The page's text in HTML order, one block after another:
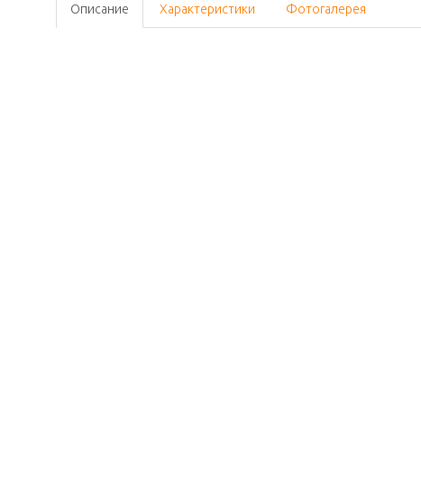
Описание Характеристики Фотогалерея